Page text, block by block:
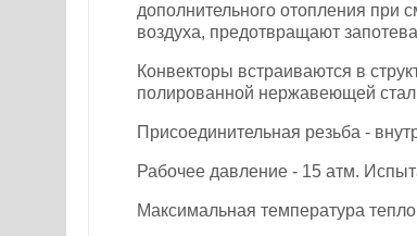
дополнительного отопления при
воздуха, предотвращают
Конвекторы встраиваются в
полированной нержавеющей
Присоединительная резьба -
Рабочее давление - 15 атм.
Максимальная температура